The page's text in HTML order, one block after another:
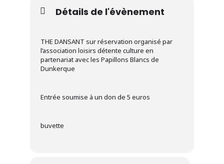
Détails de l'évènement
THE DANSANT sur réservation organisé par
l’association loisirs détente culture en
partenariat avec les Papillons Blancs de
Dunkerque
Entrée soumise à un don de 5 euros
buvette